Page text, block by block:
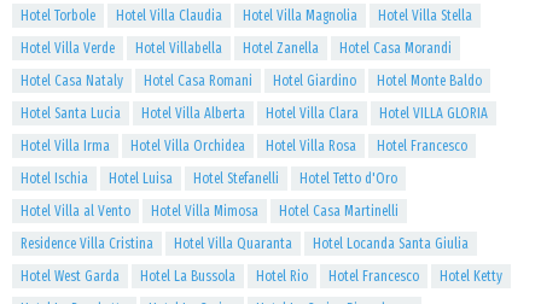
Hotel Torbole
Hotel Villa Claudia Hotel Villa Magnolia
Hotel Villa Stella
Hotel Villa Verde
Hotel Villabella Hotel Zanella
Hotel Casa Morandi
Hotel Casa Nataly
Hotel Casa Romani Hotel Giardino
Hotel Monte Baldo
Hotel Santa Lucia
Hotel Villa Alberta Hotel Villa Clara
Hotel VILLA GLORIA
Hotel Villa Irma
Hotel Villa Orchidea Hotel Villa Rosa
Hotel Francesco
Hotel Ischia
Hotel Luisa Hotel Stefanelli
Hotel Tetto d'Oro
Hotel Villa al Vento
Hotel Villa Mimosa
Hotel Casa Martinelli
Residence Villa Cristina
Hotel Villa Quaranta
Hotel Locanda Santa Giulia
Hotel West Garda
Hotel La Bussola Hotel Rio Hotel Francesco
Hotel Ketty